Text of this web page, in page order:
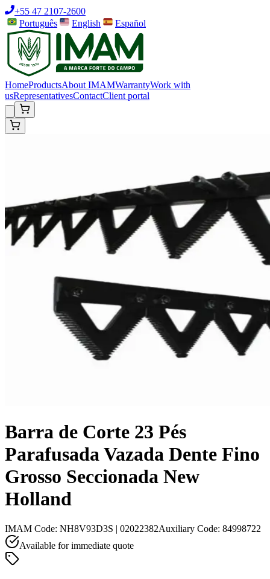
+55 47 2107-2600
Português
English Español
HomeProductsAbout IMAMWarrantyWork with
usRepresentativesContactClient portal
Barra de Corte 23 Pés
Parafusada Vazada Dente Fino
Grosso Seccionada New
Holland
IMAM Code: NH8V93D3S | 02022382Auxiliary Code: 84998722
Available for immediate quote